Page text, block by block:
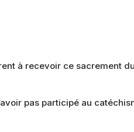
à recevoir ce sacrement
pas participé au